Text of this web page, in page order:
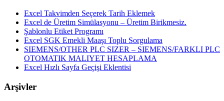
Excel Takvimden Seçerek Tarih Eklemek
Excel de Üretim Simülasyonu – Üretim Birikmesiz.
Şablonlu Etiket Programı
Excel SGK Emekli Maaşı Toplu Sorgulama
SIEMENS/OTHER PLC SIZER – SIEMENS/FARKLI PLC
OTOMATIK MALIYET HESAPLAMA
Excel Hızlı Sayfa Geçişi Eklentisi
Arşivler